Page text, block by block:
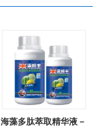
海藻多肽萃取精华液－